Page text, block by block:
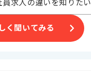
求人の違いを知りたい
く聞いてみる